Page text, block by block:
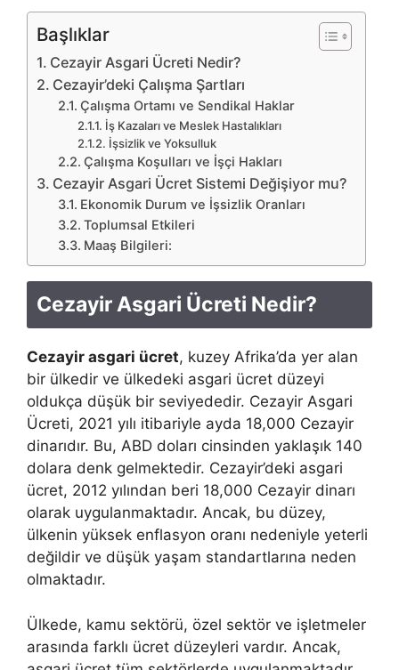
Başlıklar
Cezayir Asgari Ücreti Nedir?
Cezayir’deki Çalışma Şartları
Çalışma Ortamı ve Sendikal Haklar
İş Kazaları ve Meslek Hastalıkları
İşsizlik ve Yoksulluk
Çalışma Koşulları ve İşçi Hakları
Cezayir Asgari Ücret Sistemi Değişiyor mu?
Ekonomik Durum ve İşsizlik Oranları
Toplumsal Etkileri
Maaş Bilgileri:
Cezayir Asgari Ücreti Nedir?
Cezayir asgari ücret, kuzey Afrika’da yer alan
bir ülkedir ve ülkedeki asgari ücret düzeyi
oldukça düşük bir seviyededir. Cezayir Asgari
Ücreti, 2021 yılı itibariyle ayda 18,000 Cezayir
dinarıdır. Bu, ABD doları cinsinden yaklaşık 140
dolara denk gelmektedir. Cezayir’deki asgari
ücret, 2012 yılından beri 18,000 Cezayir dinarı
olarak uygulanmaktadır. Ancak, bu düzey,
ülkenin yüksek enflasyon oranı nedeniyle yeterli
değildir ve düşük yaşam standartlarına neden
olmaktadır.
Ülkede, kamu sektörü, özel sektör ve işletmeler
arasında farklı ücret düzeyleri vardır. Ancak,